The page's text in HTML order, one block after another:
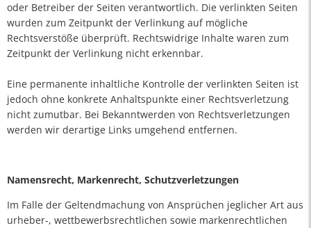
oder Betreiber der Seiten verantwortlich. Die verlinkten Seiten
wurden zum Zeitpunkt der Verlinkung auf mögliche
Rechtsverstöße überprüft. Rechtswidrige Inhalte waren zum
Zeitpunkt der Verlinkung nicht erkennbar.
Eine permanente inhaltliche Kontrolle der verlinkten Seiten ist
jedoch ohne konkrete Anhaltspunkte einer Rechtsverletzung
nicht zumutbar. Bei Bekanntwerden von Rechtsverletzungen
werden wir derartige Links umgehend entfernen.
Namensrecht, Markenrecht, Schutzverletzungen
Im Falle der Geltendmachung von Ansprüchen jeglicher Art aus
urheber-, wettbewerbsrechtlichen sowie markenrechtlichen